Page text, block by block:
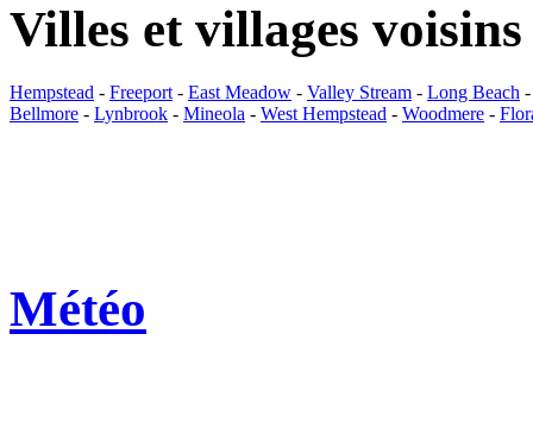
Villes et villages voisins
Hempstead - Freeport - East Meadow - Valley Stream - Long Beach
Bellmore - Lynbrook - Mineola - West Hempstead - Woodmere -
Météo